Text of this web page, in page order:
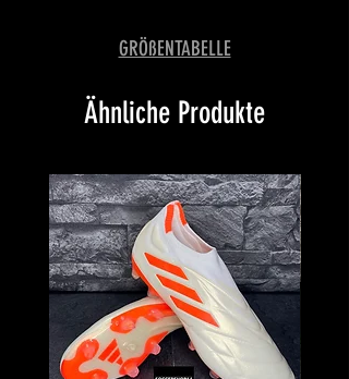
limited to 154 pairs
GRÖßENTABELLE
Ähnliche Produkte